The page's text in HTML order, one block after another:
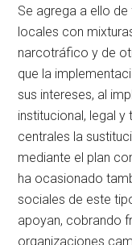
Se agrega a ello
locales con
narcotráfico y de
que la
sus intereses, al
institucional, legal
centrales la
mediante el plan
ha ocasionado
sociales de este
apoyan, cobrando
organizaciones